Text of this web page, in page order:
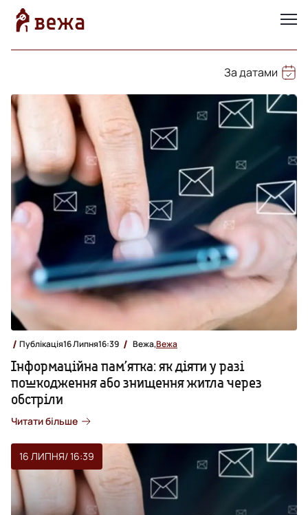
За датами
Публікація16 Липня16:39 Вежа,Вежа
Інформаційна пам’ятка: як діяти у разі
пошкодження або знищення житла через
обстріли
Читати більше
16 ЛИПНЯ/ 16:39